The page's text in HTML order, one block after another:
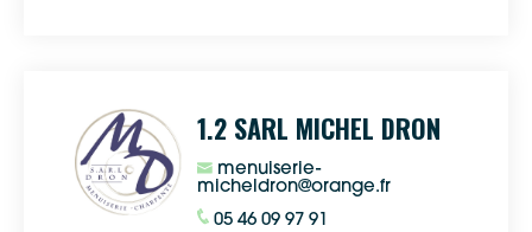
1.2 SARL MICHEL DRON
menuiserie-
micheldron@orange.fr
05 46 09 97 91